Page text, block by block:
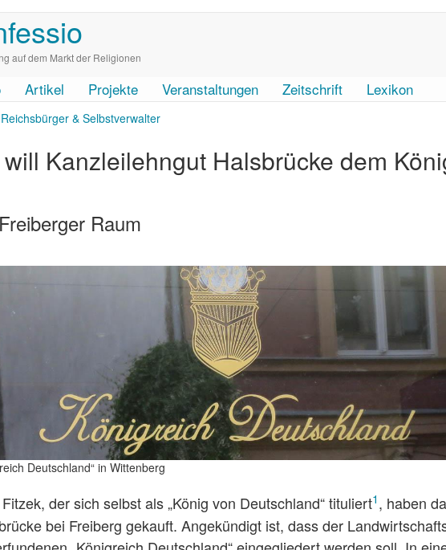
auf dem Markt der Religionen
Artikel Projekte Veranstaltungen Zeitschrift Lexikon
Reichsbürger & Selbstverwalter
Kanzleilehngut Halsbrücke dem
Raum
Deutschland“ in Wittenberg
der sich selbst als „König von Deutschland“ tituliert1, haben
bei Freiberg gekauft. Angekündigt ist, dass der